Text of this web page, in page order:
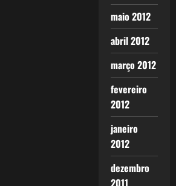
maio 2012
abril 2012
março 2012
fevereiro
2012
janeiro
2012
dezembro
2011